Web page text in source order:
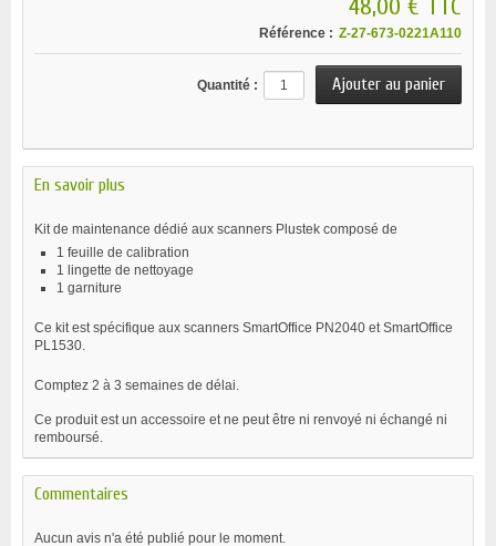
48,00 € TTC
Référence : Z-27-673-0221A110
Quantité :
En savoir plus
Kit de maintenance dédié aux scanners Plustek composé de
1 feuille de calibration
1 lingette de nettoyage
1 garniture
Ce kit est spécifique aux scanners SmartOffice PN2040 et SmartOffice
PL1530.
Comptez 2 à 3 semaines de délai.
Ce produit est un accessoire et ne peut être ni renvoyé ni échangé ni
remboursé.
Commentaires
Aucun avis n'a été publié pour le moment.